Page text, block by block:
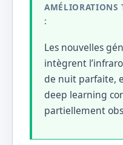
AMÉLIORATIONS
:
Les nouvelles
intègrent
de nuit parfaite,
deep learning
partiellement